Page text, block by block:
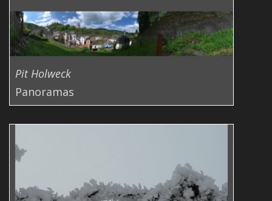
Pit Holweck
Panoramas